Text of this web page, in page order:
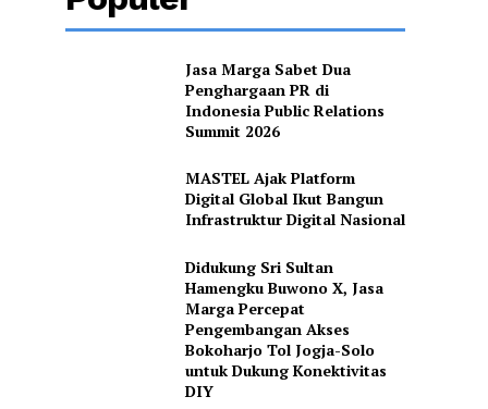
Jasa Marga Sabet Dua
Penghargaan PR di
Indonesia Public Relations
Summit 2026
MASTEL Ajak Platform
Digital Global Ikut Bangun
Infrastruktur Digital Nasional
Didukung Sri Sultan
Hamengku Buwono X, Jasa
Marga Percepat
Pengembangan Akses
Bokoharjo Tol Jogja-Solo
untuk Dukung Konektivitas
DIY